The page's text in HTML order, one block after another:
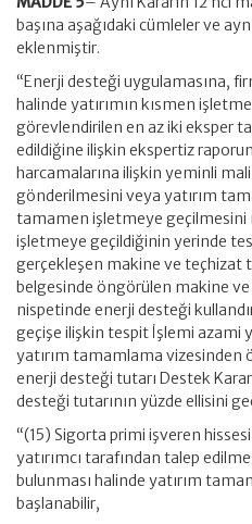
başına aşağıdaki cümleler ve
eklenmiştir.
“Enerji desteği uygulamasına,
halinde yatırımın kısmen
görevlendirilen en az iki eksper
edildiğine ilişkin ekspertiz
harcamalarına ilişkin yeminli
gönderilmesini veya yatırım
tamamen işletmeye geçilmesini
işletmeye geçildiğinin yerinde
gerçekleşen makine ve teçhizat
belgesinde öngörülen makine
nispetinde enerji desteği
geçişe ilişkin tespit İşlemi azami
yatırım tamamlama vizesinden
enerji desteği tutarı Destek
desteği tutarının yüzde ellisini
“(15) Sigorta primi işveren
yatırımcı tarafından talep
bulunması halinde yatırım
başlanabilir,